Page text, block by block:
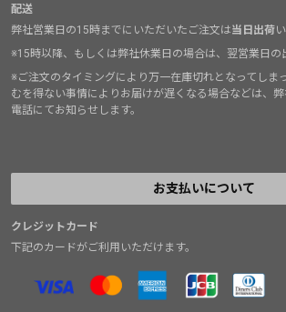
配送
弊社営業日の15時までにいただいたご注文は当日出荷
※15時以降、もしくは弊社休業日の場合は、翌営業日の
※ご注文のタイミングにより万一在庫切れとなってしま
むを得ない事情によりお届けが遅くなる場合などは、
電話にてお知らせします。
お支払いについて
クレジットカード
下記のカードがご利用いただけます。